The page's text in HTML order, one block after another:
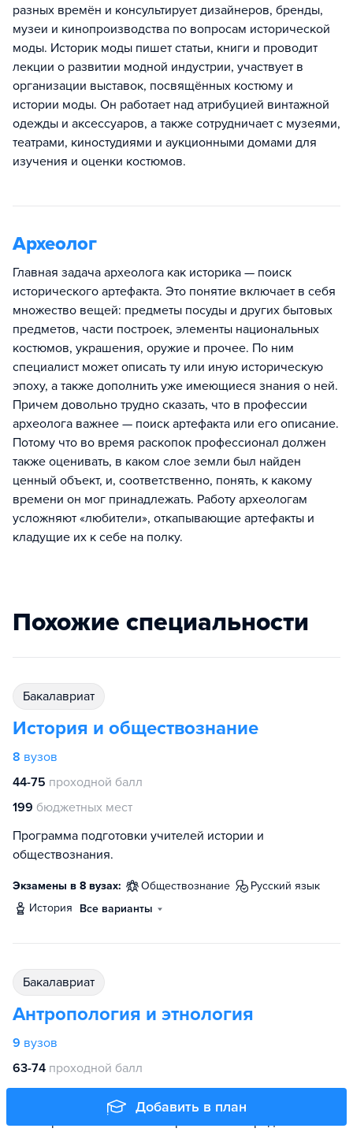
Добавить в план
разных времён и консультирует дизайнеров, бренды,
музеи и кинопроизводства по вопросам исторической
моды. Историк моды пишет статьи, книги и проводит
лекции о развитии модной индустрии, участвует в
организации выставок, посвящённых костюму и
истории моды. Он работает над атрибуцией винтажной
одежды и аксессуаров, а также сотрудничает с музеями,
театрами, киностудиями и аукционными домами для
изучения и оценки костюмов.
Археолог
Главная задача археолога как историка — поиск
исторического артефакта. Это понятие включает в себя
множество вещей: предметы посуды и других бытовых
предметов, части построек, элементы национальных
костюмов, украшения, оружие и прочее. По ним
специалист может описать ту или иную историческую
эпоху, а также дополнить уже имеющиеся знания о ней.
Причем довольно трудно сказать, что в профессии
археолога важнее — поиск артефакта или его описание.
Потому что во время раскопок профессионал должен
также оценивать, в каком слое земли был найден
ценный объект, и, соответственно, понять, к какому
времени он мог принадлежать. Работу археологам
усложняют «любители», откапывающие артефакты и
кладущие их к себе на полку.
Похожие специальности
бакалавриат
История и обществознание
8 вузов
44-75 проходной балл
199 бюджетных мест
Программа подготовки учителей истории и
обществознания.
Экзамены в 8 вузах: обществознание
русский язык
история
Все варианты
бакалавриат
Антропология и этнология
9 вузов
63-74 проходной балл
153 бюджетных места